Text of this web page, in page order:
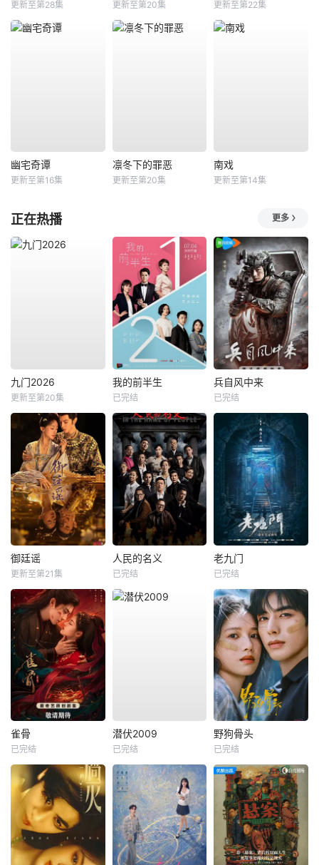
更新至第28集 更新至第20集 更新至第22集
幽宅奇谭
更新至第16集
凛冬下的罪恶
更新至第20集
南戏
更新至第14集
正在热播 更多
九门2026
更新至第20集
我的前半生
已完结
兵自风中来
已完结
御廷谣
更新至第21集
人民的名义
已完结
老九门
已完结
雀骨
已完结
潜伏2009
已完结
野狗骨头
已完结